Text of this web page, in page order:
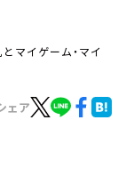
マイゲーム・マイ
ェア